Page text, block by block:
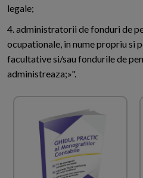
legale;
4. administratorii de fonduri de
ocupationale, in nume propriu si
facultative si/sau fondurile de
administreaza;»".